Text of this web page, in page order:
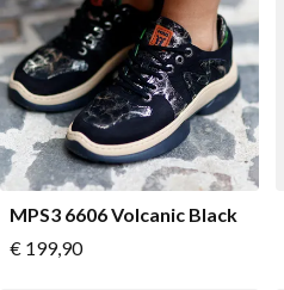
Hakken
Laarzen
MAG Iconen
MPS3 6606 Volcanic Black
Vanaf
€ 199,90